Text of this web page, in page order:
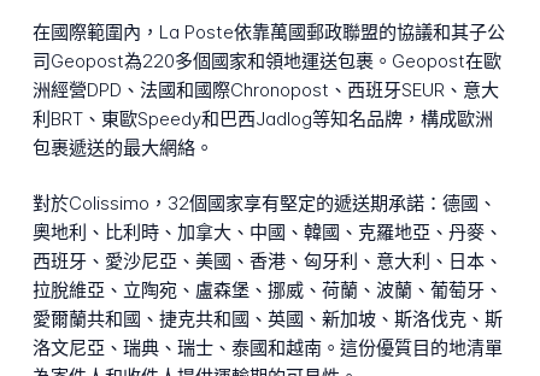
在國際範圍內，La Poste依靠萬國郵政聯盟的協議和其子公
司Geopost為220多個國家和領地運送包裹。Geopost在歐
洲經營DPD、法國和國際Chronopost、西班牙SEUR、意大
利BRT、東歐Speedy和巴西Jadlog等知名品牌，構成歐洲
包裹遞送的最大網絡。
對於Colissimo，32個國家享有堅定的遞送期承諾：德國、
奧地利、比利時、加拿大、中國、韓國、克羅地亞、丹麥、
西班牙、愛沙尼亞、美國、香港、匈牙利、意大利、日本、
拉脫維亞、立陶宛、盧森堡、挪威、荷蘭、波蘭、葡萄牙、
愛爾蘭共和國、捷克共和國、英國、新加坡、斯洛伐克、斯
洛文尼亞、瑞典、瑞士、泰國和越南。這份優質目的地清單